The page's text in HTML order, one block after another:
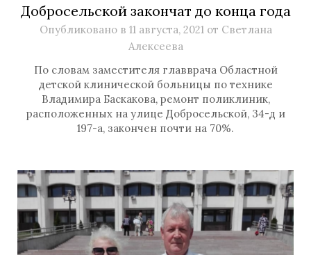
Добросельской закончат до конца года
Опубликовано в 11 августа, 2021 от Светлана
Алексеева
По словам заместителя главврача Областной
детской клинической больницы по технике
Владимира Баскакова, ремонт поликлиник,
расположенных на улице Добросельской, 34-д и
197-а, закончен почти на 70%.